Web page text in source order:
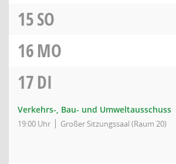
15SO
16MO
17DI
Verkehrs-, Bau- und Umweltausschuss
19:00 Uhr Großer Sitzungssaal (Raum 20)